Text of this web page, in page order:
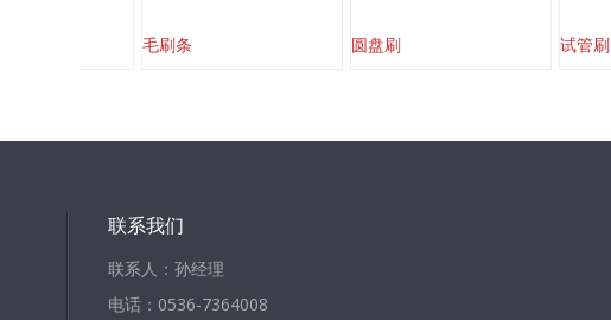
毛刷条 圆盘刷 试管刷
联系我们
联系人：孙经理
电话：0536-7364008